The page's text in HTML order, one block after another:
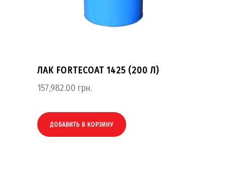
ЛАК FORTECOAT 1425 (200 Л)
157,982.00 грн.
ДОБАВИТЬ В КОРЗИНУ